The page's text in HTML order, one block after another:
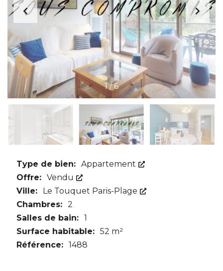
1/6
Type de bien: Appartement
Offre: Vendu
Ville:
Le Touquet Paris-Plage
Chambres: 2
Salles de bain: 1
Surface habitable: 52 m²
Référence: 1488